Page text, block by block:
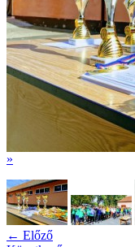
»
← Előző